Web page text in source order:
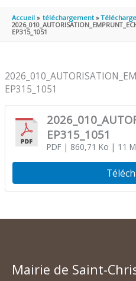
Accueil téléchargement
EP315_1051
EP315_1051
EP315_1051
PDF| 860,71 Ko | 11
Mairie de Saint-